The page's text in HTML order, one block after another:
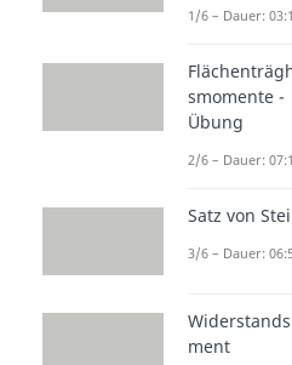
Fall
Das
sich dann
Momenten
Anteil
1/6 – Dauer:
smomente -
Übung
2/6 – Dauer:
Satz von
3/6 – Dauer:
ment